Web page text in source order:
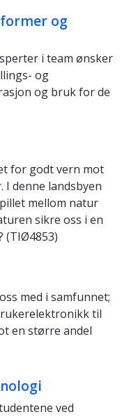
og
i team ønsker
og
og bruk for de
for godt vern mot
I denne landsbyen
mellom natur
sikre oss i en
(TIØ4853)
med i samfunnet;
til
en større andel
ved